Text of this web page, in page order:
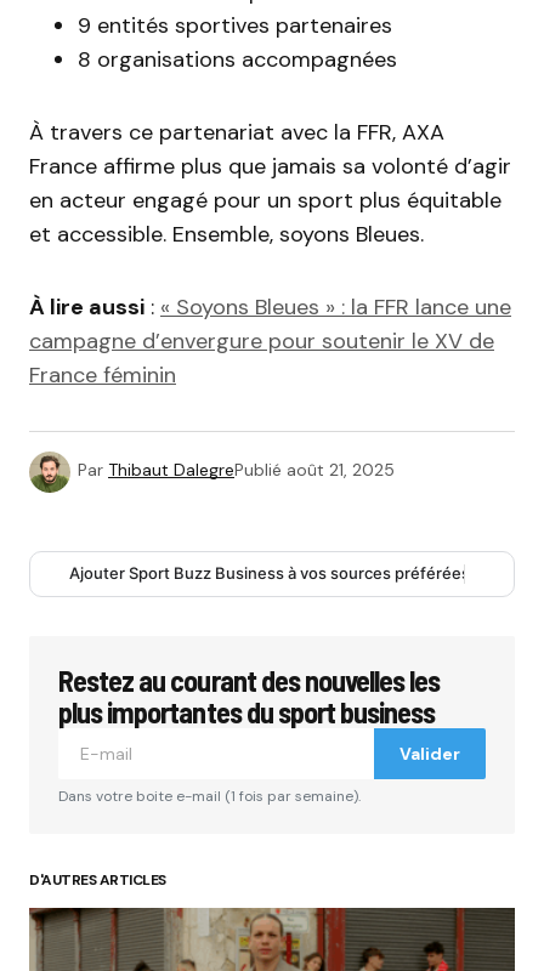
9 entités sportives partenaires
8 organisations accompagnées
À travers ce partenariat avec la FFR, AXA
France affirme plus que jamais sa volonté d’agir
en acteur engagé pour un sport plus équitable
et accessible. Ensemble, soyons Bleues.
À lire aussi : « Soyons Bleues » : la FFR lance une
campagne d’envergure pour soutenir le XV de
France féminin
Par Thibaut DalegrePublié août 21, 2025
Ajouter Sport Buzz Business à vos sources préférées
Restez au courant des nouvelles les
plus importantes du sport business
Valider
Dans votre boite e-mail (1 fois par semaine).
D'AUTRES ARTICLES